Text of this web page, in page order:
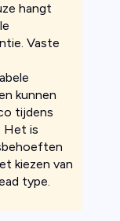
hangt
Vaste
kunnen
tijdens
Het is
kiezen van
type.